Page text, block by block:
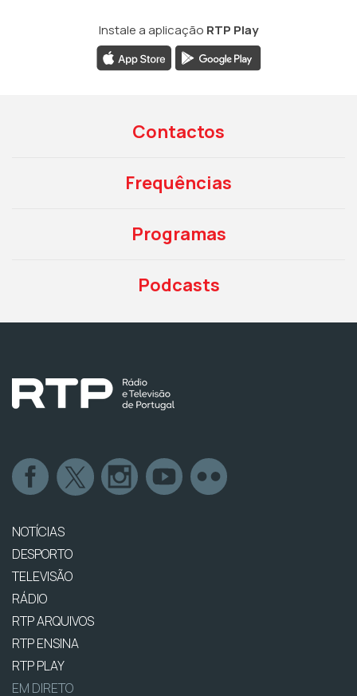
Instale a aplicação RTP Play
Contactos
Frequências
Programas
Podcasts
NOTÍCIAS
DESPORTO
TELEVISÃO
RÁDIO
RTP ARQUIVOS
RTP ENSINA
RTP PLAY
EM DIRETO